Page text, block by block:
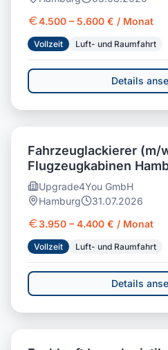
4.500 – 5.600 € / Monat
Vollzeit Luft- und Raumfahrt
Details
Fahrzeuglackierer (m/
Flugzeugkabinen
Upgrade4You GmbH
Hamburg
31.07.2026
3.950 – 4.400 € / Monat
Vollzeit Luft- und Raumfahrt
Details